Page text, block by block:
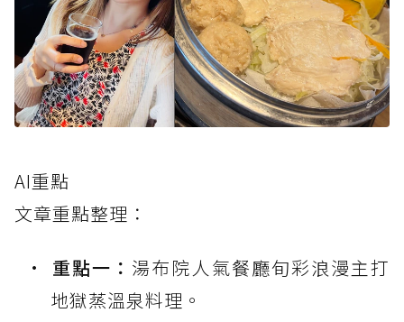
AI重點
文章重點整理：
重點一： 湯布院人氣餐廳旬彩浪漫主打
地獄蒸溫泉料理。